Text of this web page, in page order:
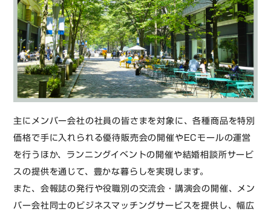
主にメンバー会社の社員の皆さまを対象に、各種商品を特別
価格で手に入れられる優待販売会の開催やECモールの運営
を行うほか、ランニングイベントの開催や結婚相談所サービ
スの提供を通じて、豊かな暮らしを実現します。
また、会報誌の発行や役職別の交流会・講演会の開催、メン
バー会社同士のビジネスマッチングサービスを提供し、幅広